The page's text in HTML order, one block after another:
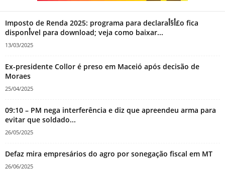
Imposto de Renda 2025: programa para declaraأ§أ£o fica
disponأ­vel para download; veja como baixar...
13/03/2025
Ex-presidente Collor é preso em Maceió após decisão de
Moraes
25/04/2025
09:10 – PM nega interferência e diz que apreendeu arma para
evitar que soldado...
26/05/2025
Defaz mira empresários do agro por sonegação fiscal em MT
26/06/2025